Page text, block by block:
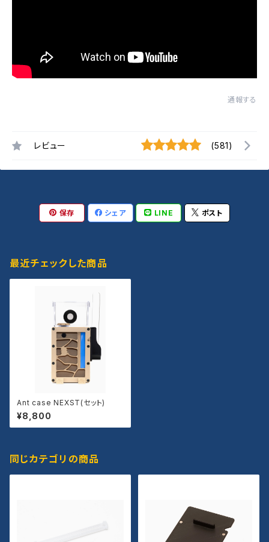
通報する
レビュー (581)
保存 シェア LINE ポスト
最近チェックした商品
Ant case NEXST(セット)
¥8,800
同じカテゴリの商品